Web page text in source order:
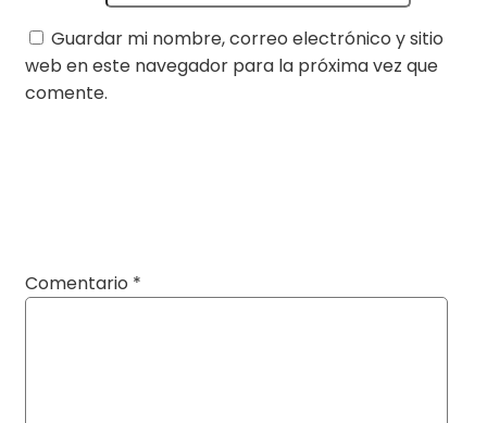
Guardar mi nombre, correo electrónico y sitio
web en este navegador para la próxima vez que
comente.
Comentario *